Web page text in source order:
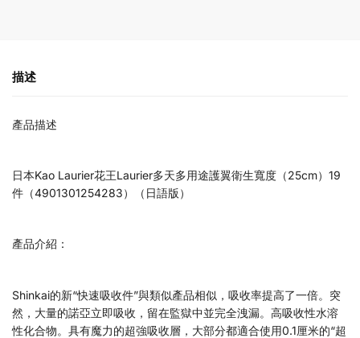
描述
產品描述
日本Kao Laurier花王Laurier多天多用途護翼衛生寬度（25cm）19
件（4901301254283）（日語版）
產品介紹：
Shinkai的新“快速吸收件”與類似產品相似，吸收率提高了一倍。突
然，大量的諾亞立即吸收，留在監獄中並完全洩漏。高吸收性水溶
性化合物。具有魔力的超強吸收層，大部分都適合使用0.1厘米的“超